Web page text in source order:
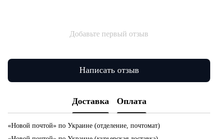
Добавьте первый отзыв
Написать отзыв
Доставка Оплата
«Новой почтой» по Украине (отделение, почтомат)